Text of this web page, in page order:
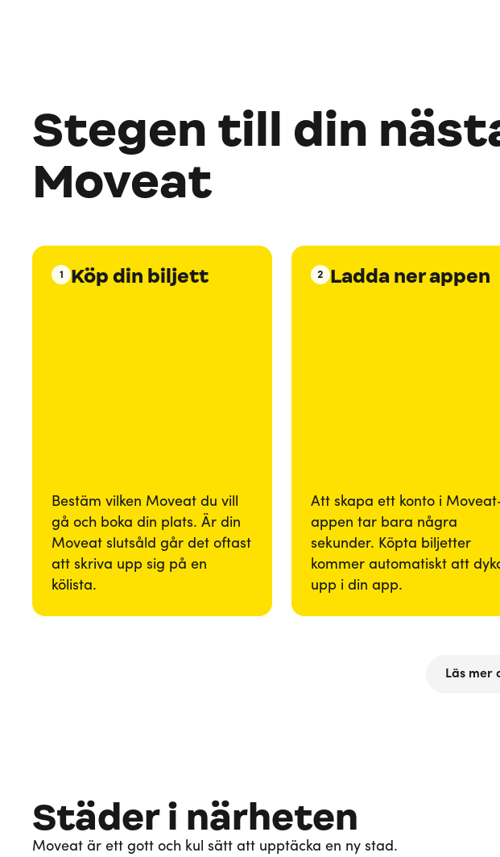
Stegen till din
Moveat
1 Köp din biljett
Bestäm vilken Moveat du vill
gå och boka din plats. Är din
Moveat slutsåld går det oftast
att skriva upp sig på en
kölista.
2 Ladda ner appen
Att skapa ett konto i
appen tar bara några
sekunder. Köpta biljetter
kommer automatiskt att
upp i din app.
Läs mer
Städer i närheten
Moveat är ett gott och kul sätt att upptäcka en ny stad.